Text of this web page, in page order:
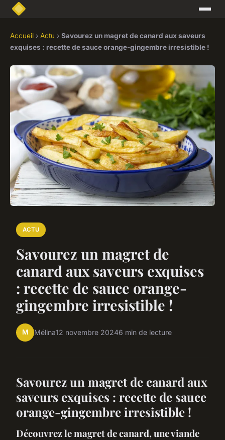
Accueil › Actu › Savourez un magret de canard aux saveurs
exquises : recette de sauce orange-gingembre irresistible !
ACTU
Savourez un magret de
canard aux saveurs exquises
: recette de sauce orange-
gingembre irresistible !
M Mélina12 novembre 20246 min de lecture
Savourez un magret de canard aux
saveurs exquises : recette de sauce
orange-gingembre irresistible !
Découvrez le magret de canard, une viande